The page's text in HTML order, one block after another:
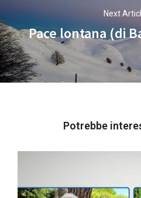
Next
Pace lontana (di
Potrebbe